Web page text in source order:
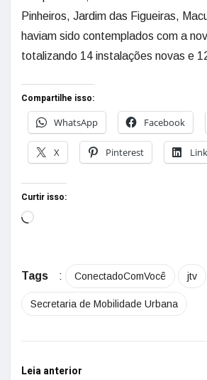
Pinheiros, Jardim das Figueiras,
haviam sido contemplados com a
totalizando 14 instalações novas e
Compartilhe isso:
WhatsApp
Facebook
X Pinterest
Curtir isso:
Tags : ConectadoComVocê jtv
Secretaria de Mobilidade Urbana
Leia anterior